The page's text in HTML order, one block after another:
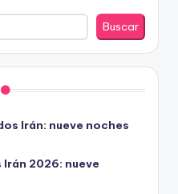
Buscar
Irán: nueve noches
2026: nueve